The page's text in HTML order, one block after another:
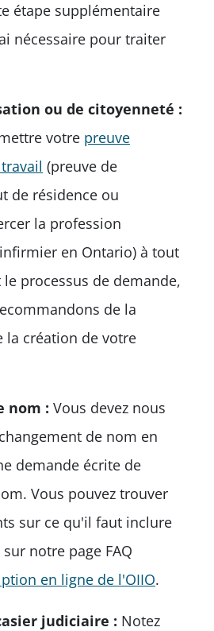
étape supplémentaire
nécessaire pour traiter
ou de citoyenneté :
votre preuve
(preuve de
de résidence ou
la profession
en Ontario) à tout
processus de demande,
de la
la création de votre
nom : Vous devez nous
de nom en
demande écrite de
Vous pouvez trouver
sur ce qu'il faut inclure
notre page FAQ
en ligne de l'OIIO.
judiciaire : Notez